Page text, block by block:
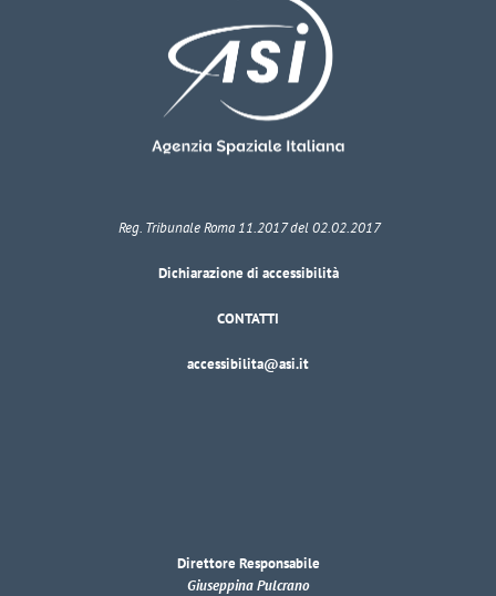
Reg. Tribunale Roma 11.2017 del 02.02.2017
Dichiarazione di accessibilità
CONTATTI
accessibilita@asi.it
Direttore Responsabile
Giuseppina Pulcrano